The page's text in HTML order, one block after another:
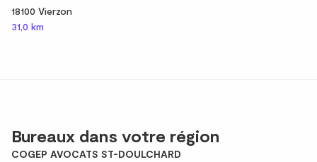
18100 Vierzon
31,0 km
Bureaux dans votre région
COGEP AVOCATS ST-DOULCHARD